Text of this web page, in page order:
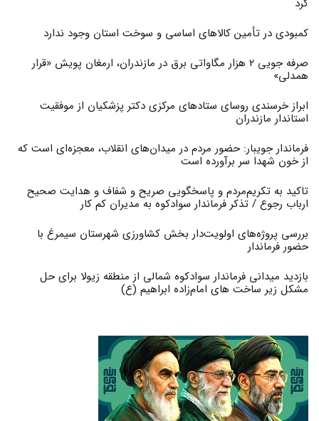
کرد
کمبودی در تأمین کالاهای اساسی و سوخت استان وجود ندارد
صرفه جویی ۲ هزار مگاواتی برق در مازندران، ارمغان پویش «قرار
همدلی»
ابراز خرسندی روسای ستادهای مرکزی دکتر پزشکیان از موفقیت
استاندار مازندران
فرماندار جویبار: حضور مردم در میدان‌های انقلاب، معجزه‌ای است که
از خون شهدا سر برآورده است
تاکید به تکریم‌مردم و پاسخگویی صریح و شفاف و هدایت صحیح
ارباب رجوع / تذکر فرماندار سوادکوه به مدیران کم کار ‎
بررسی پروژه‌های اولویت‌دار بخش کشاورزی شهرستان سیمرغ با
حضور فرماندار
بازدید میدانی فرماندار سوادکوه شمالی از منطقه زیولا برای حل
مشکل زیر ساخت های امام‌زاده ابراهیم (ع)